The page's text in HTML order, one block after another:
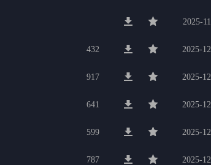
2025-
432 2025-
917 2025-
641 2025-
599 2025-
787 2025-